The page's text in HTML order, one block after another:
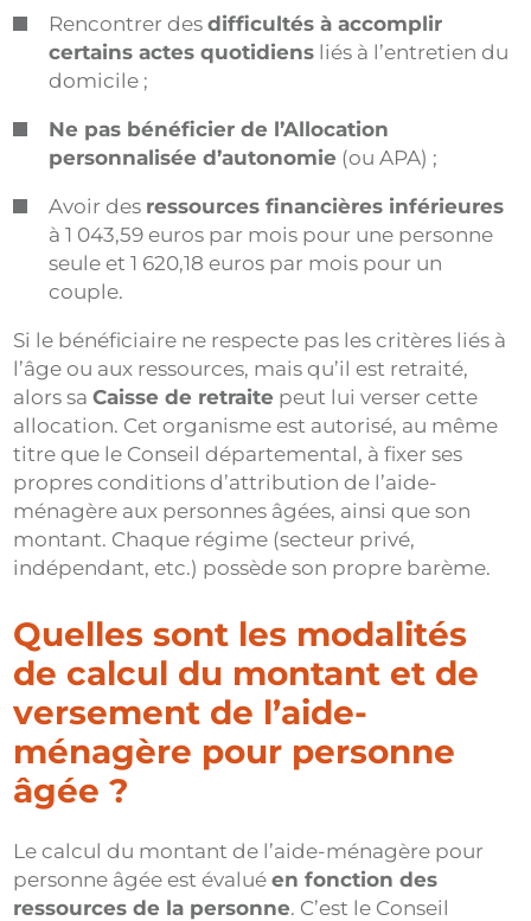
Rencontrer desdifficultés à accomplir
certains actes quotidiens liés à l’entretien du
domicile ;
Ne pas bénéficier de l’Allocation
personnalisée d’autonomie (ou APA) ;
Avoir des ressources financières inférieures
à 1 043,59 euros par mois pour une personne
seule et 1 620,18 euros par mois pour un
couple.
Si le bénéficiaire ne respecte pas les critères liés à
l’âge ou aux ressources, mais qu’il est retraité,
alors saCaisse de retraite peut lui verser cette
allocation. Cet organisme est autorisé, au même
titre que le Conseil départemental, à fixer ses
propres conditions d’attribution de l’aide-
ménagère aux personnes âgées, ainsi que son
montant. Chaque régime (secteur privé,
indépendant, etc.) possède son propre barème.
Quelles sont les modalités
de calcul du montant et de
versement de l’aide-
ménagère pour personne
âgée ?
Le calcul du montant de l’aide-ménagère pour
personne âgée est évaluéen fonction des
ressources de la personne. C’est le Conseil